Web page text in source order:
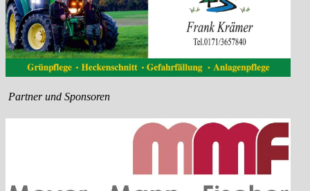
Partner und Sponsoren